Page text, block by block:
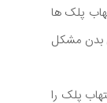
پلک ها
بدن مشکل
پلک را